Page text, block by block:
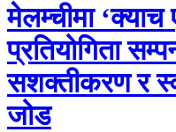
मेलम्चीमा ‘क्याच
प्रतियोगिता
सशक्तीकरण र
जोड